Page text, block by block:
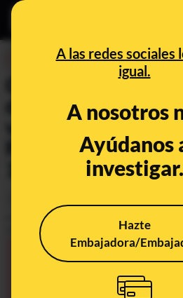
A las redes sociales
igual.
A nosotros
Ayúdanos
investigar.
Hazte
Embajadora/
Cuidado con el
dice que
vendiendo el
Pro 2 este Black
1,99€": es
Publicado el
Actualizado el
Nov 24, 2021, 1:26:00 PM